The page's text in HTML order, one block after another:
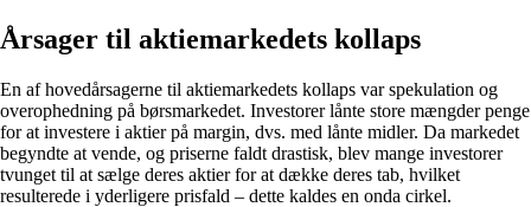
Årsager til aktiemarkedets kollaps
En af hovedårsagerne til aktiemarkedets kollaps var spekulation og
overophedning på børsmarkedet. Investorer lånte store mængder penge
for at investere i aktier på margin, dvs. med lånte midler. Da markedet
begyndte at vende, og priserne faldt drastisk, blev mange investorer
tvunget til at sælge deres aktier for at dække deres tab, hvilket
resulterede i yderligere prisfald – dette kaldes en onda cirkel.